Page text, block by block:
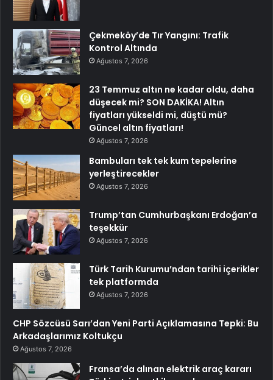
Çekmeköy’de Tır Yangını: Trafik
Kontrol Altında
Ağustos 7, 2026
23 Temmuz altın ne kadar oldu, daha
düşecek mi? SON DAKİKA! Altın
fiyatları yükseldi mi, düştü mü?
Güncel altın fiyatları!
Ağustos 7, 2026
Bambuları tek tek kum tepelerine
yerleştirecekler
Ağustos 7, 2026
Trump’tan Cumhurbaşkanı Erdoğan’a
teşekkür
Ağustos 7, 2026
Türk Tarih Kurumu’ndan tarihi içerikler
tek platformda
Ağustos 7, 2026
CHP Sözcüsü Sarı’dan Yeni Parti Açıklamasına Tepki: Bu
Arkadaşlarımız Koltukçu
Ağustos 7, 2026
Fransa’da alınan elektrik araç kararı